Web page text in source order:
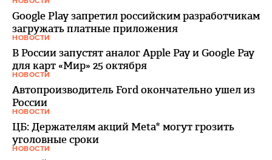
Google Play запретил российским разработчикам
загружать платные приложения
НОВОСТИ
В России запустят аналог Apple Pay и Google Pay
для карт «Мир» 25 октября
НОВОСТИ
Автопроизводитель Ford окончательно ушел из
России
НОВОСТИ
ЦБ: Держателям акций Meta* могут грозить
уголовные сроки
НОВОСТИ